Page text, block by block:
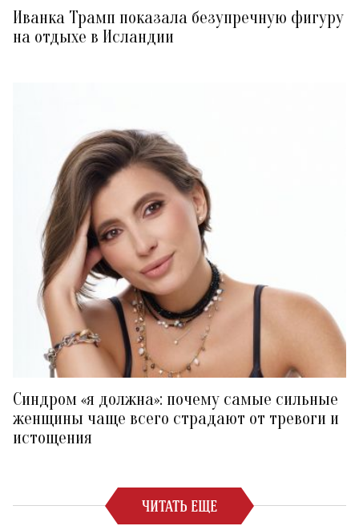
Иванка Трамп показала безупречную фигуру
на отдыхе в Исландии
Синдром «я должна»: почему самые сильные
женщины чаще всего страдают от тревоги и
истощения
ЧИТАТЬ ЕЩЕ